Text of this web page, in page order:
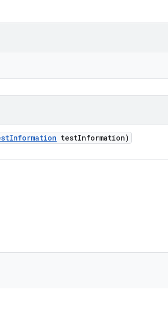
Information testInformation)